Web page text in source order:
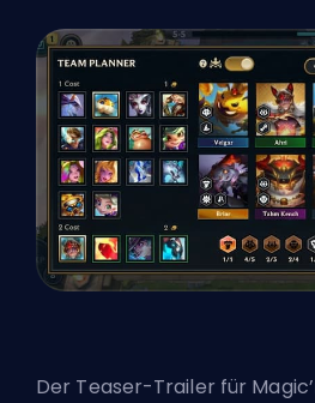
Der Teaser-Trailer für